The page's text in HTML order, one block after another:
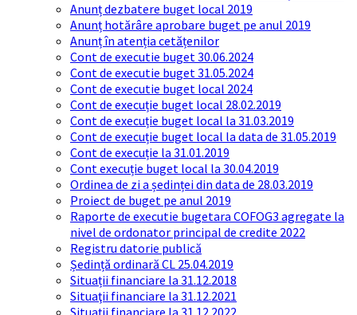
Anunț dezbatere buget local 2019
Anunț hotărâre aprobare buget pe anul 2019
Anunț în atenția cetățenilor
Cont de executie buget 30.06.2024
Cont de executie buget 31.05.2024
Cont de executie buget local 2024
Cont de execuție buget local 28.02.2019
Cont de execuție buget local la 31.03.2019
Cont de execuție buget local la data de 31.05.2019
Cont de execuție la 31.01.2019
Cont execuție buget local la 30.04.2019
Ordinea de zi a ședinței din data de 28.03.2019
Proiect de buget pe anul 2019
Raporte de executie bugetara COFOG3 agregate la
nivel de ordonator principal de credite 2022
Registru datorie publică
Ședință ordinară CL 25.04.2019
Situații financiare la 31.12.2018
Situaţii financiare la 31.12.2021